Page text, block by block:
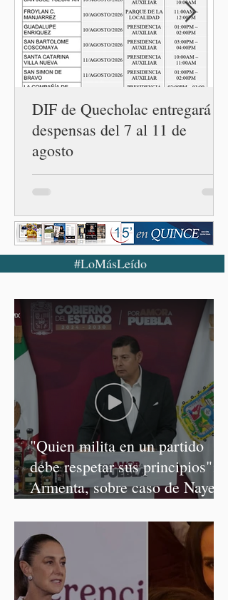
Igualdad, Bienestar, Redes,
Emancipación) número 62 y
la Casa Carmen Serdán
número 25 en el estado, la
cuarta en la c
DIF de Quecholac entregará
despensas del 7 al 11 de
agosto
#LoMásLeído
"Quien milita en un partido
debe respetar sus principios":
Armenta, sobre caso de Nayeli